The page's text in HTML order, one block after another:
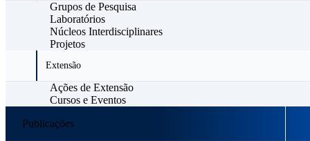
Grupos de Pesquisa
Laboratórios
Núcleos Interdisciplinares
Projetos
Extensão
Ações de Extensão
Cursos e Eventos
Publicações